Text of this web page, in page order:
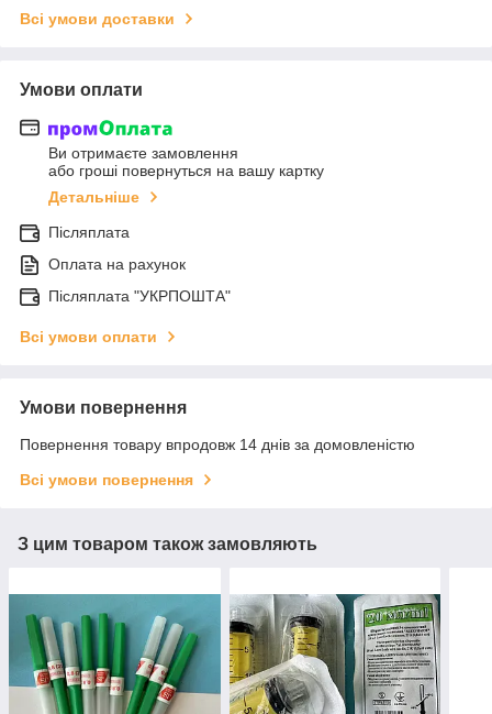
Всі умови доставки
Умови оплати
Ви отримаєте замовлення
або гроші повернуться на вашу картку
Детальніше
Післяплата
Оплата на рахунок
Післяплата "УКРПОШТА"
Всі умови оплати
Умови повернення
Повернення товару впродовж 14 днів за домовленістю
Всі умови повернення
З цим товаром також замовляють